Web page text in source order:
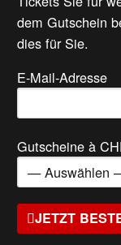
dem Gutschein
dies für Sie.
E-Mail-Adresse
Gutscheine à
JETZT